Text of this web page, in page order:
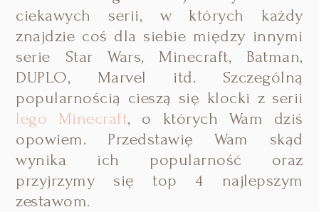
ciekawych serii, w których każdy
znajdzie coś dla siebie między innymi
serie Star Wars, Minecraft, Batman,
DUPLO, Marvel itd. Szczególną
popularnością cieszą się klocki z serii
lego Minecraft, o których Wam dziś
opowiem. Przedstawię Wam skąd
wynika ich popularność oraz
przyjrzymy się top 4 najlepszym
zestawom.